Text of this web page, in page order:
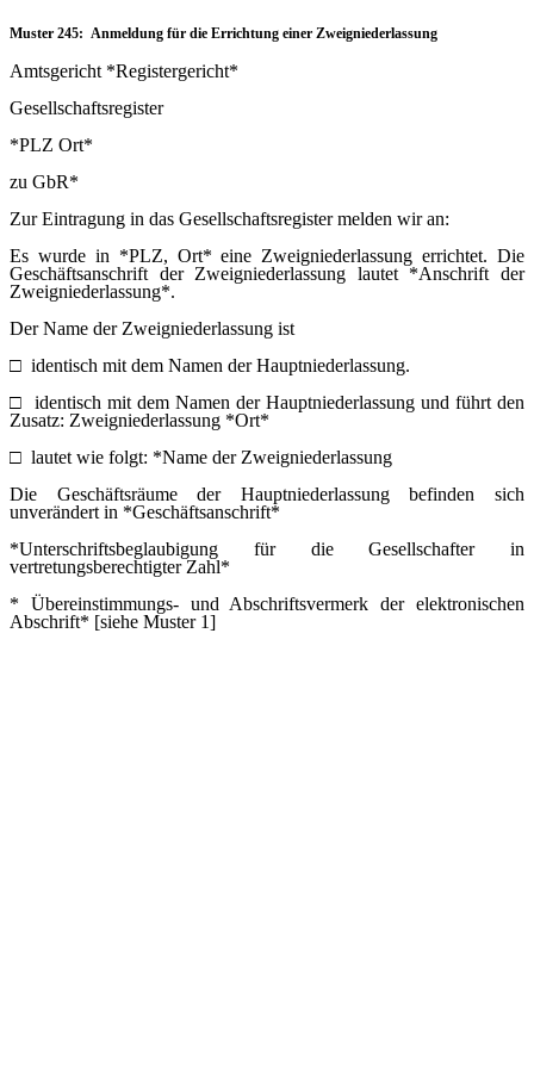
Muster 245: Anmeldung für die Errichtung einer Zweigniederlassung
Amtsgericht *Registergericht*
Gesellschaftsregister
*PLZ Ort*
zu GbR*
Zur Eintragung in das Gesellschaftsregister melden wir an:
Es wurde in *PLZ, Ort* eine Zweigniederlassung errichtet. Die
Geschäftsanschrift der Zweigniederlassung lautet *Anschrift der
Zweigniederlassung*.
Der Name der Zweigniederlassung ist
□ identisch mit dem Namen der Hauptniederlassung.
□ identisch mit dem Namen der Hauptniederlassung und führt den
Zusatz: Zweigniederlassung *Ort*
□ lautet wie folgt: *Name der Zweigniederlassung
Die Geschäftsräume der Hauptniederlassung befinden sich
unverändert in *Geschäftsanschrift*
*Unterschriftsbeglaubigung für die Gesellschafter in
vertretungsberechtigter Zahl*
* Übereinstimmungs- und Abschriftsvermerk der elektronischen
Abschrift* [siehe Muster 1]